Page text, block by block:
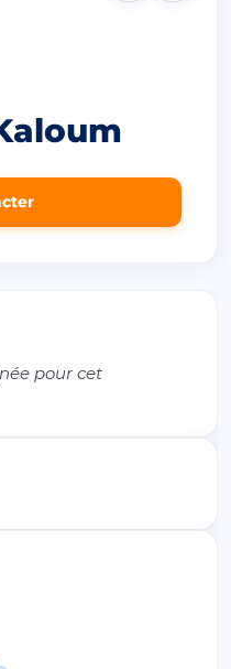
pour cet